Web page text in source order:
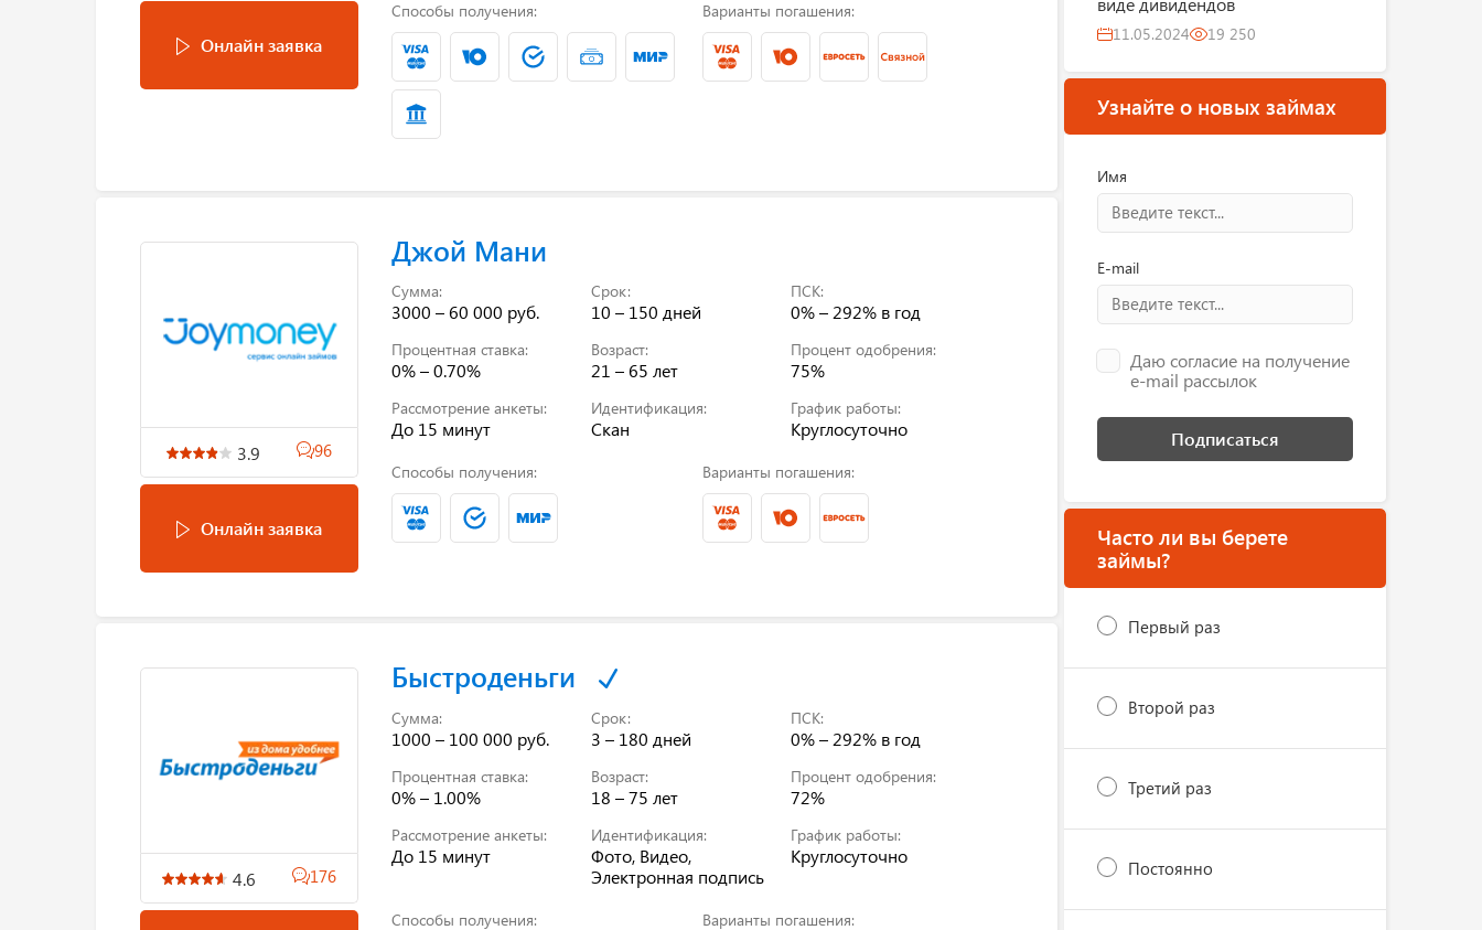
Онлайн заявка
Способы получения: Варианты погашения:
3.9 96
Онлайн заявка
Джой Мани
Сумма:
3000 – 60 000 руб.
Срок:
10 – 150 дней
ПСК:
0% – 292% в год
Процентная ставка:
0% – 0.70%
Возраст:
21 – 65 лет
Процент одобрения:
75%
Рассмотрение анкеты:
До 15 минут
Идентификация:
Скан
График работы:
Круглосуточно
Способы получения: Варианты погашения:
4.6 176
Быстроденьги
Сумма:
1000 – 100 000 руб.
Срок:
3 – 180 дней
ПСК:
0% – 292% в год
Процентная ставка:
0% – 1.00%
Возраст:
18 – 75 лет
Процент одобрения:
72%
Рассмотрение анкеты:
До 15 минут
Идентификация:
Фото, Видео,
Электронная подпись
График работы:
Круглосуточно
Способы получения: Варианты погашения:
11.05.2024 19 250
Узнайте о новых займах
Имя
E-mail
Даю согласие на получение
e-mail рассылок
Подписаться
Часто ли вы берете
займы?
Первый раз
Второй раз
Третий раз
Постоянно